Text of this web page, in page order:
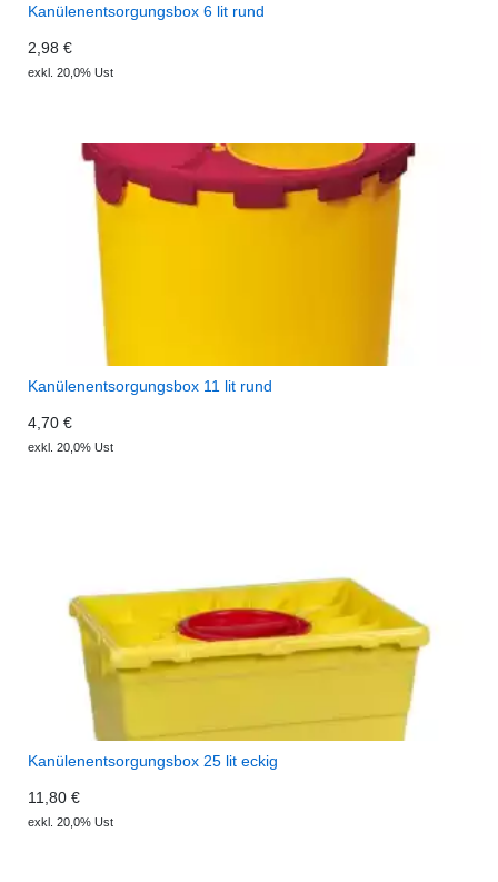
Kanülenentsorgungsbox 6 lit rund
2,98 €
exkl. 20,0% Ust
Kanülenentsorgungsbox 11 lit rund
4,70 €
exkl. 20,0% Ust
Kanülenentsorgungsbox 25 lit eckig
11,80 €
exkl. 20,0% Ust